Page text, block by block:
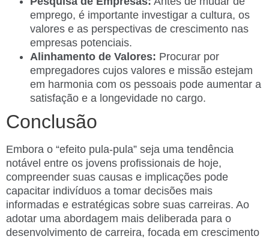
emprego, é importante investigar a cultura, os
valores e as perspectivas de crescimento nas
empresas potenciais.
Alinhamento de Valores: Procurar por
empregadores cujos valores e missão estejam
em harmonia com os pessoais pode aumentar a
satisfação e a longevidade no cargo.
Conclusão
Embora o “efeito pula-pula” seja uma tendência
notável entre os jovens profissionais de hoje,
compreender suas causas e implicações pode
capacitar indivíduos a tomar decisões mais
informadas e estratégicas sobre suas carreiras. Ao
adotar uma abordagem mais deliberada para o
desenvolvimento de carreira, focada em crescimento